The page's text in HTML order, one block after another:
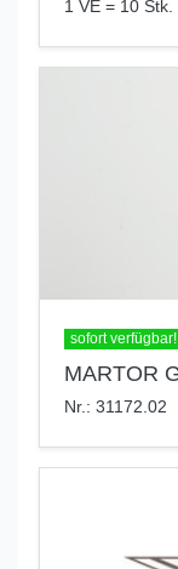
1 VE = 10 Stk.
sofort verfügbar!
MARTOR
Nr.: 31172.02